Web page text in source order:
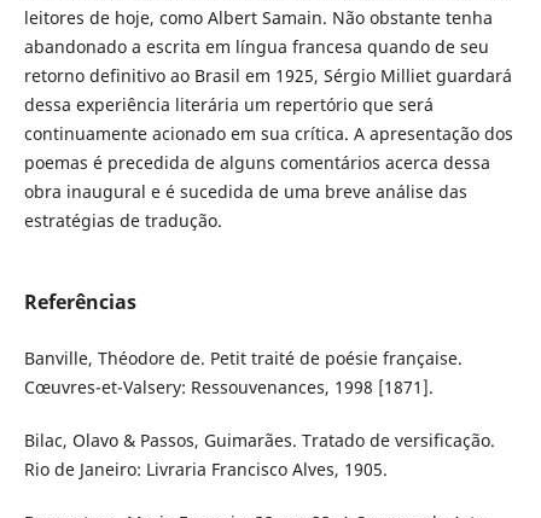
leitores de hoje, como Albert Samain. Não obstante tenha
abandonado a escrita em língua francesa quando de seu
retorno definitivo ao Brasil em 1925, Sérgio Milliet guardará
dessa experiência literária um repertório que será
continuamente acionado em sua crítica. A apresentação dos
poemas é precedida de alguns comentários acerca dessa
obra inaugural e é sucedida de uma breve análise das
estratégias de tradução.
Referências
Banville, Théodore de. Petit traité de poésie française.
Cœuvres-et-Valsery: Ressouvenances, 1998 [1871].
Bilac, Olavo & Passos, Guimarães. Tratado de versificação.
Rio de Janeiro: Livraria Francisco Alves, 1905.